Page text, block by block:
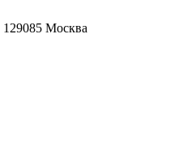
129085 Москва